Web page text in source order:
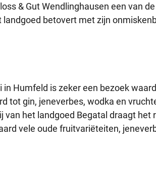
& Gut Wendlinghausen een van
landgoed betovert met zijn
Humfeld is zeker een bezoek
tot gin, jeneverbes, wodka en
van het landgoed Begatal draagt
vele oude fruitvariëteiten,